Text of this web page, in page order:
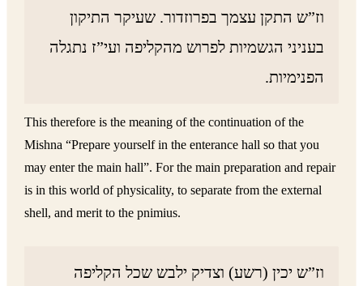
וז”ש התקן עצמך בפרוזדור. שעיקר התיקון
בעניני הגשמיות לפרוש מהקליפה ועי”ז נתגלה
הפנימיות.
This therefore is the meaning of the continuation of the
Mishna “Prepare yourself in the enterance hall so that you
may enter the main hall”. For the main preparation and repair
is in this world of physicality, to separate from the external
shell, and merit to the pnimius.
וז”ש יכין (רשע) וצדיק ילבש שכל הקליפה